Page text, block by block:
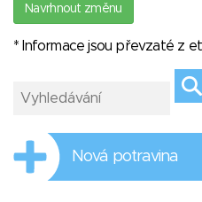
Navrhnout změnu
* Informace jsou převzaté z
Nová potravina